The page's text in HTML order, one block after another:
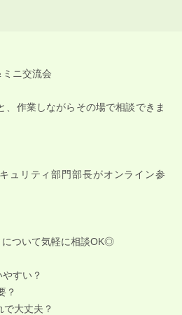
ニ交流会
、作業しながらその場で相談できま
ュリティ部門部長がオンライン参
について気軽に相談OK◎
すい？
？
大丈夫？